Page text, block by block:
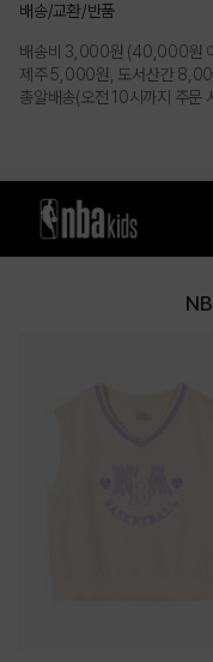
배송/교환/반품
배송비 3,000원 (40,000원
제주 5,000원, 도서산간
총알배송(오전 10시까지 주문